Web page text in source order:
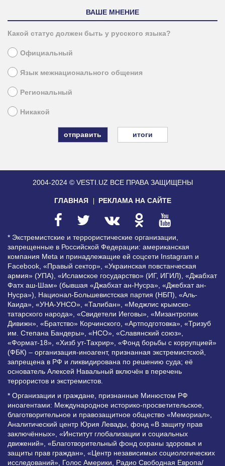
ВАШЕ МНЕНИЕ
Какой статус должен быть у русского языка?
Официальный
Язык межнационального общения
Региональный
Никакой
итоги
2004-2024 © VESTI.UZ ВСЕ ПРАВА ЗАЩИЩЕНЫ
ГЛАВНАЯ РЕКЛАМА НА САЙТЕ
* Экстремистские и террористические организации,
запрещенные в Российской Федерации: американская
компания Meta и принадлежащие ей соцсети Instagram и
Facebook, «Правый сектор», «Украинская повстанческая
армия» (УПА), «Исламское государство» (ИГ, ИГИЛ), «Джабхат
Фатх аш-Шам» (бывшая «Джабхат ан-Нусра», «Джебхат ан-
Нусра»), Национал-Большевистская партия (НБП), «Аль-
Каида», «УНА-УНСО», «Талибан», «Меджлис крымско-
татарского народа», «Свидетели Иеговы», «Мизантропик
Дивижн», «Братство» Корчинского, «Артподготовка», «Тризуб
им. Степана Бандеры», «НСО», «Славянский союз»,
«Формат-18», «Хизб ут-Тахрир», «Фонд борьбы с коррупцией»
(ФБК) – организация-иноагент, признанная экстремистской,
запрещена в РФ и ликвидирована по решению суда; её
основатель Алексей Навальный включён в перечень
террористов и экстремистов.
* Организации и граждане, признанные Минюстом РФ
иноагентами: Международное историко-просветительское,
благотворительное и правозащитное общество «Мемориал»,
Аналитический центр Юрия Левады, фонд «В защиту прав
заключённых», «Институт глобализации и социальных
движений», «Благотворительный фонд охраны здоровья и
защиты прав граждан», «Центр независимых социологических
исследований», Голос Америки, Радио Свободная Европа/